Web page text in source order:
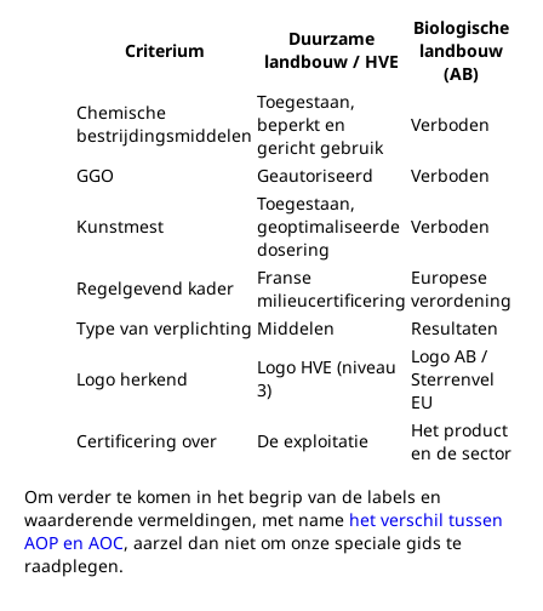
Criterium
Duurzame
landbouw / HVE
Biologische
landbouw
(AB)
Chemische
bestrijdingsmiddelen
Toegestaan,
beperkt en
gericht gebruik
Verboden
GGO Geautoriseerd Verboden
Kunstmest
Toegestaan,
geoptimaliseerde
dosering
Verboden
Regelgevend kader
Franse
milieucertificering
Europese
verordening
Type van verplichting Middelen Resultaten
Logo herkend
Logo HVE (niveau
3)
Logo AB /
Sterrenvel
EU
Certificering over
De exploitatie
Het product
en de sector
Om verder te komen in het begrip van de labels en
waarderende vermeldingen, met name het verschil tussen
AOP en AOC, aarzel dan niet om onze speciale gids te
raadplegen.